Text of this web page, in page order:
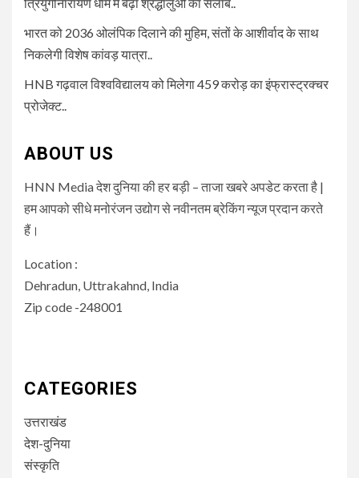
त्रियुगीनारायण धाम में बढ़ा श्रद्धालुओं का सैलाब..
भारत को 2036 ओलंपिक दिलाने की मुहिम, संतों के आशीर्वाद के साथ
निकलेगी विशेष कांवड़ यात्रा..
HNB गढ़वाल विश्वविद्यालय को मिलेगा 459 करोड़ का इंफ्रास्ट्रक्चर
प्रोजेक्ट..
ABOUT US
HNN Media देश दुनिया की हर बड़ी – ताजा खबरे अपडेट करता है |
हम आपको सीधे मनोरंजन उद्योग से नवीनतम ब्रेकिंग न्यूज प्रदान करते
हैं।
Location :
Dehradun, Uttrakahnd, India
Zip code -248001
CATEGORIES
उत्तराखंड
देश-दुनिया
संस्कृति